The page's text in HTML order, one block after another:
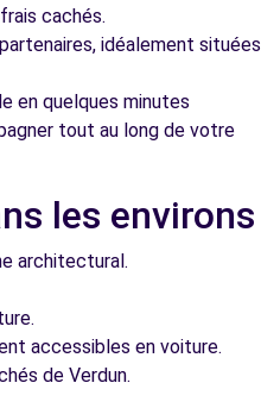
cachés.
idéalement situées
en quelques minutes
tout au long de votre
les environs
architectural.
accessibles en voiture.
de Verdun.